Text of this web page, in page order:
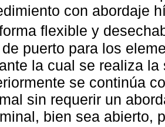
con abordaje
flexible y
puerto para los
la cual se realiza
se continúa
sin requerir un
bien sea abierto,